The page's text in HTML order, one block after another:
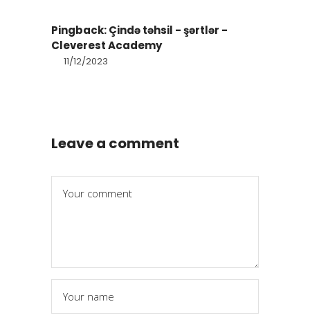
Pingback:Çində təhsil - şərtlər -
Cleverest Academy
11/12/2023
Leave a comment